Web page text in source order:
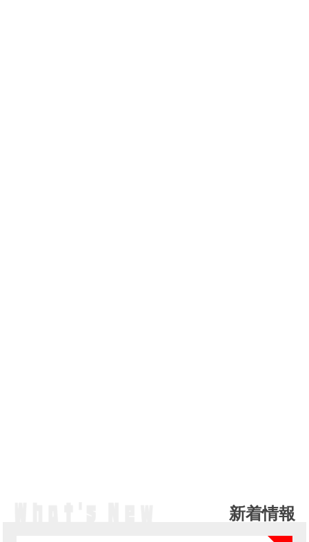
新着情報
NEW